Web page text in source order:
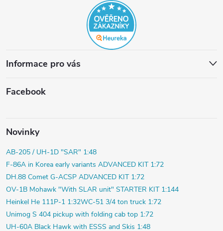
Informace pro vás
Facebook
Novinky
AB-205 / UH-1D "SAR" 1:48
F-86A in Korea early variants ADVANCED KIT 1:72
DH.88 Comet G-ACSP ADVANCED KIT 1:72
OV-1B Mohawk "With SLAR unit" STARTER KIT 1:144
Heinkel He 111P-1 1:32WC-51 3/4 ton truck 1:72
Unimog S 404 pickup with folding cab top 1:72
UH-60A Black Hawk with ESSS and Skis 1:48